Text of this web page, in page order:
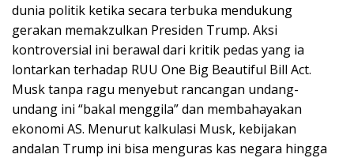
dunia politik ketika secara terbuka mendukung
gerakan memakzulkan Presiden Trump. Aksi
kontroversial ini berawal dari kritik pedas yang ia
lontarkan terhadap RUU One Big Beautiful Bill Act.
Musk tanpa ragu menyebut rancangan undang-
undang ini “bakal menggila” dan membahayakan
ekonomi AS. Menurut kalkulasi Musk, kebijakan
andalan Trump ini bisa menguras kas negara hingga